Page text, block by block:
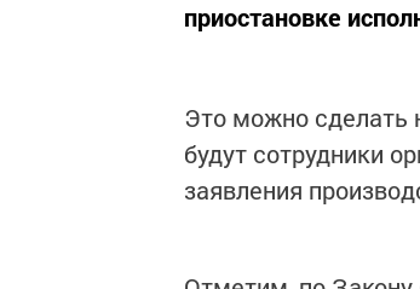
приостановке
Это можно сделать
будут сотрудники
заявления